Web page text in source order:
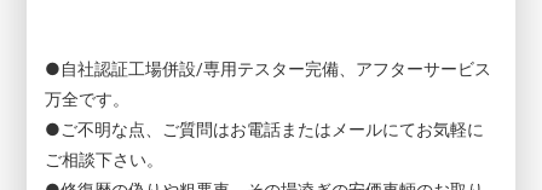
●自社認証工場併設/専用テスター完備、アフターサービス
万全です。
●ご不明な点、ご質問はお電話またはメールにてお気軽に
ご相談下さい。